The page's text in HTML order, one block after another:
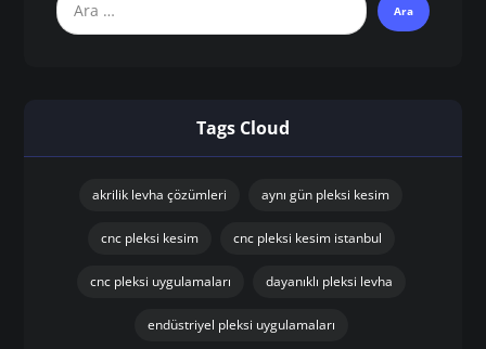
Tags Cloud
akrilik levha çözümleri aynı gün pleksi kesim
cnc pleksi kesim cnc pleksi kesim istanbul
cnc pleksi uygulamaları dayanıklı pleksi levha
endüstriyel pleksi uygulamaları